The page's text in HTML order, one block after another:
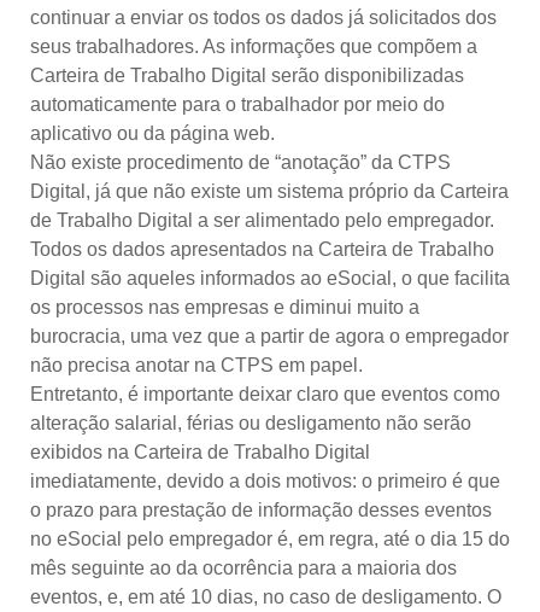
continuar a enviar os todos os dados já solicitados dos
seus trabalhadores. As informações que compõem a
Carteira de Trabalho Digital serão disponibilizadas
automaticamente para o trabalhador por meio do
aplicativo ou da página web.
Não existe procedimento de “anotação” da CTPS
Digital, já que não existe um sistema próprio da Carteira
de Trabalho Digital a ser alimentado pelo empregador.
Todos os dados apresentados na Carteira de Trabalho
Digital são aqueles informados ao eSocial, o que facilita
os processos nas empresas e diminui muito a
burocracia, uma vez que a partir de agora o empregador
não precisa anotar na CTPS em papel.
Entretanto, é importante deixar claro que eventos como
alteração salarial, férias ou desligamento não serão
exibidos na Carteira de Trabalho Digital
imediatamente, devido a dois motivos: o primeiro é que
o prazo para prestação de informação desses eventos
no eSocial pelo empregador é, em regra, até o dia 15 do
mês seguinte ao da ocorrência para a maioria dos
eventos, e, em até 10 dias, no caso de desligamento. O